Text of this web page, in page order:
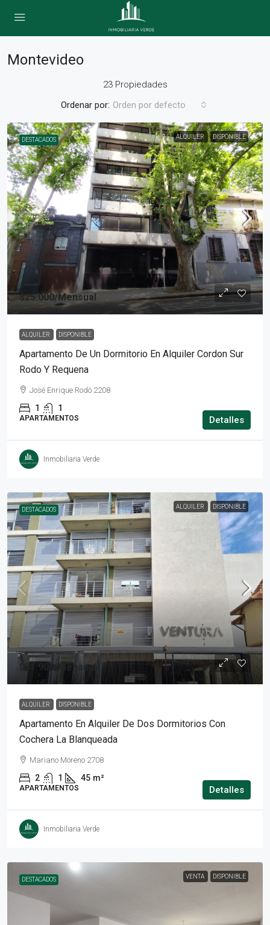
Montevideo
23 Propiedades
Ordenar por: Orden por defecto
DESTACADOS ALQUILER DISPONIBLE
$25.000/Mensual
ALQUILER DISPONIBLE
Apartamento De Un Dormitorio En Alquiler Cordon Sur
Rodo Y Requena
José Enrique Rodó 2208
1 1
APARTAMENTOS Detalles
Inmobiliaria Verde
DESTACADOS ALQUILER DISPONIBLE
$31.900 /Mensual
ALQUILER DISPONIBLE
Apartamento En Alquiler De Dos Dormitorios Con
Cochera La Blanqueada
Mariano Moreno 2708
2 1 45 m²
APARTAMENTOS Detalles
Inmobiliaria Verde
DESTACADOS VENTA DISPONIBLE